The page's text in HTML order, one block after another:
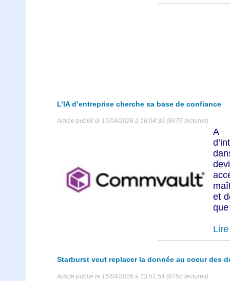
L’IA d’entreprise cherche sa base de confiance
Article publié le 15/04/2026 à 16:04:39 (8676 lectures)
A
et
Starburst veut replacer la donnée au coeur des
Article publié le 15/04/2026 à 13:51:54 (8750 lectures)